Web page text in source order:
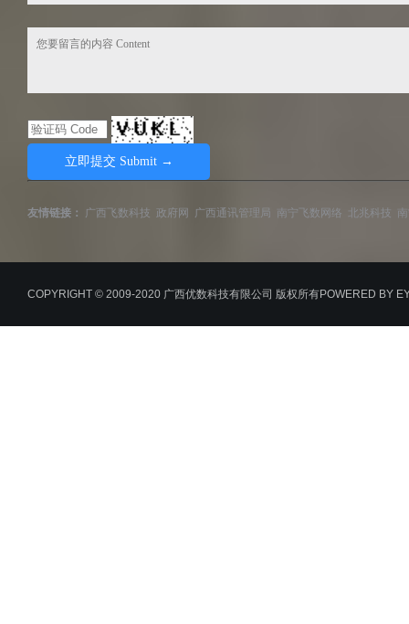
友情链接： 广西飞数科技 政府网 广西通讯管理局 南宁飞数网络 北兆科技
COPYRIGHT © 2009-2020 广西优数科技有限公司 版权所有POWERED BY